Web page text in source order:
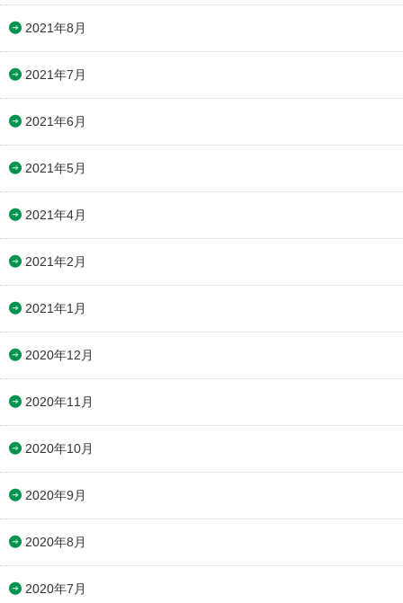
2021年8月
2021年7月
2021年6月
2021年5月
2021年4月
2021年2月
2021年1月
2020年12月
2020年11月
2020年10月
2020年9月
2020年8月
2020年7月